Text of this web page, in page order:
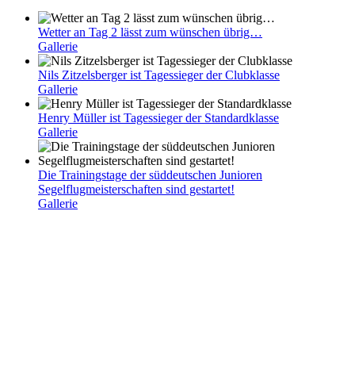
Wetter an Tag 2 lässt zum wünschen übrig…
Gallerie
Nils Zitzelsberger ist Tagessieger der Clubklasse
Gallerie
Henry Müller ist Tagessieger der Standardklasse
Gallerie
Die Trainingstage der süddeutschen Junioren
Segelflugmeisterschaften sind gestartet!
Gallerie